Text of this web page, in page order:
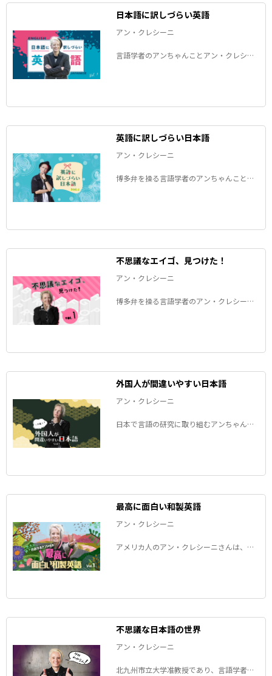
日本語に訳しづらい英語
アン・クレシーニ
言語学者のアンちゃんことアン・クレシー
英語に訳しづらい日本語
アン・クレシーニ
博多弁を操る言語学者のアンちゃんことア
不思議なエイゴ、見つけた！
アン・クレシーニ
博多弁を操る言語学者のアン・クレシーニ
外国人が間違いやすい日本語
アン・クレシーニ
日本で言語の研究に取り組むアンちゃんこ
最高に面白い和製英語
アン・クレシーニ
アメリカ人のアン・クレシーニさんは、日
不思議な日本語の世界
アン・クレシーニ
北九州市立大学准教授であり、言語学者で